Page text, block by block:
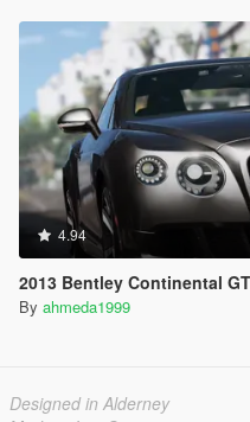
4.94
2013 Bentley Continental
By ahmeda1999
Designed in Alderney